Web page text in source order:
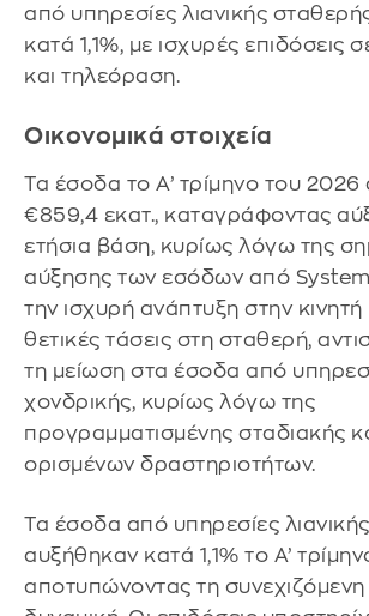
από υπηρεσίες λιανικής
κατά 1,1%, με ισχυρές επιδόσεις
και τηλεόραση.
Οικονομικά στοιχεία
Τα έσοδα το Α’ τρίμηνο του
€859,4 εκατ., καταγράφοντας
ετήσια βάση, κυρίως λόγω της
αύξησης των εσόδων από
την ισχυρή ανάπτυξη στην κινητή
θετικές τάσεις στη σταθερή,
τη μείωση στα έσοδα από
χονδρικής, κυρίως λόγω της
προγραμματισμένης σταδιακής
ορισμένων δραστηριοτήτων.
Τα έσοδα από υπηρεσίες
αυξήθηκαν κατά 1,1% το Α’
αποτυπώνοντας τη συνεχιζόμενη